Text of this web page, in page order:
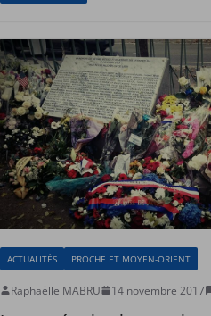
ACTUALITÉS PROCHE ET MOYEN-ORIENT
Raphaëlle MABRU 14 novembre 2017